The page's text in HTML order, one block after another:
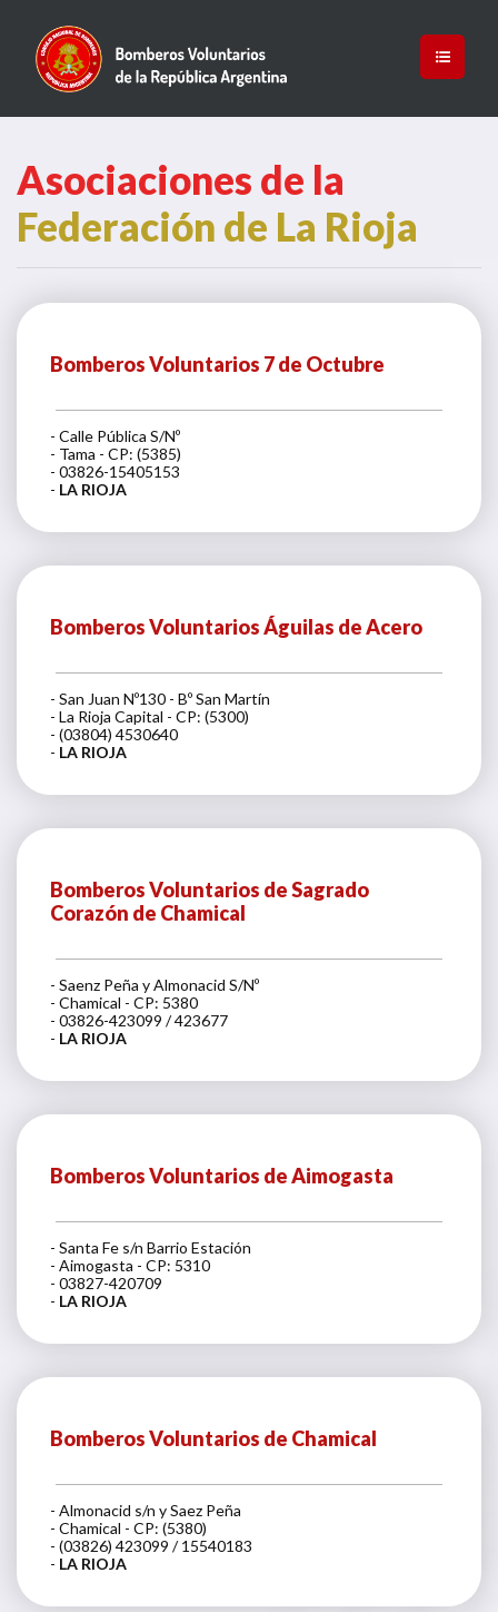
Asociaciones de la
Federación de La Rioja
Bomberos Voluntarios 7 de Octubre
- Calle Pública S/Nº
- Tama - CP: (5385)
- 03826-15405153
- LA RIOJA
Bomberos Voluntarios Águilas de Acero
- San Juan Nº130 - Bº San Martín
- La Rioja Capital - CP: (5300)
- (03804) 4530640
- LA RIOJA
Bomberos Voluntarios de Sagrado
Corazón de Chamical
- Saenz Peña y Almonacid S/Nº
- Chamical - CP: 5380
- 03826-423099 / 423677
- LA RIOJA
Bomberos Voluntarios de Aimogasta
- Santa Fe s/n Barrio Estación
- Aimogasta - CP: 5310
- 03827-420709
- LA RIOJA
Bomberos Voluntarios de Chamical
- Almonacid s/n y Saez Peña
- Chamical - CP: (5380)
- (03826) 423099 / 15540183
- LA RIOJA